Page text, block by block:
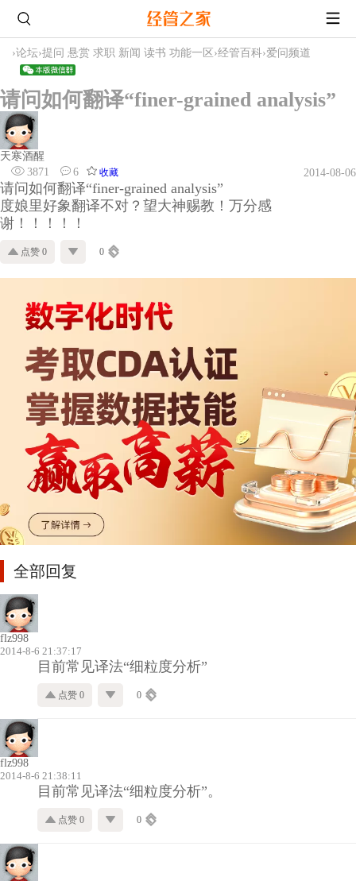
›论坛›提问 悬赏 求职 新闻 读书 功能一区 ›经管百科›爱问频道
请问如何翻译“finer-grained analysis”
天寒酒醒
3871
6 收藏 2014-08-06
请问如何翻译“finer-grained analysis”
度娘里好象翻译不对？望大神赐教！万分感
谢！！！！！
点赞 0 0
全部回复
flz998
2014-8-6 21:37:17
目前常见译法“细粒度分析”
点赞 0 0
flz998
2014-8-6 21:38:11
目前常见译法“细粒度分析”。
点赞 0 0